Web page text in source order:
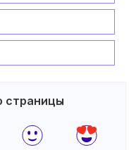
страницы